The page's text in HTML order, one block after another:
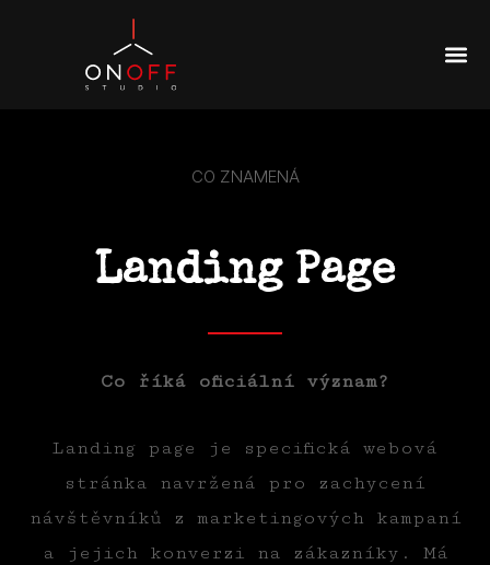
CO ZNAMENÁ
Landing Page
Co říká oficiální význam?
Landing page je specifická webová
stránka navržená pro zachycení
návštěvníků z marketingových kampaní
a jejich konverzi na zákazníky. Má